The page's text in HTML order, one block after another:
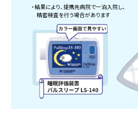
・結果により、提携先病院で一泊入院し、
精密検査を行う場合があります